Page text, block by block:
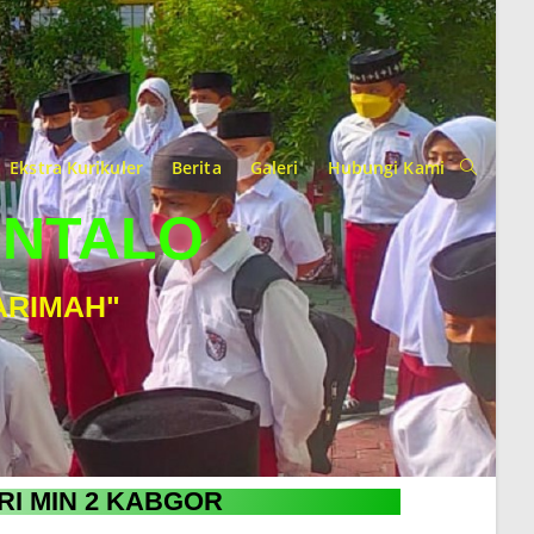
Ekstra Kurikuler Berita Galeri Hubungi Kami
MIN 2 KABGOR